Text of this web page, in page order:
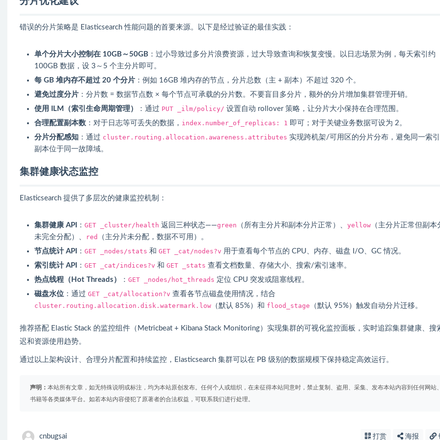
错误的分片策略是 Elasticsearch 性能问题的首要来源。以下是经过验证的最佳实践：
单个分片大小控制在 10GB～50GB ：过小导致过多分片浪费资源，过大导致查询和恢复变慢。以日志场景为例，每天索引约
100GB 数据，设 3～5 个主分片即可。
每 GB 堆内存不超过 20 个分片 ：例如 16GB 堆内存的节点，分片总数（主 + 副本）不超过 320 个。
避免过度分片 ：分片数 = 数据节点数 × 每个节点可承载的分片数。不要盲目多分片，额外的分片增加集群管理开销。
使用 ILM（索引生命周期管理）
：通过 PUT _ilm/policy/ 设置自动 rollover 策略，让分片大小保持在合理范围。
合理配置副本数 ：对于日志等可丢失的数据， index.number_of_replicas: 1 即可；对于关键业务数据可设为 2。
分片分配感知 ：通过 cluster.routing.allocation.awareness.attributes 实现跨机架/可用区的分片分布，避免同一索
副本位于同一故障域。
集群健康状态监控
Elasticsearch 提供了多层次的健康监控机制：
集群健康 API ： GET _cluster/health 返回三种状态——green （所有主分片和副本分片正常）、 yellow （主分片正常但副本
未完全分配）、
red
（主分片未分配，数据不可用）。
节点统计 API
： GET _nodes/stats 和 GET _cat/nodes?v 用于查看每个节点的 CPU、内存、磁盘 I/O、GC 情况。
索引统计 API
： GET _cat/indices?v 和 GET _stats 查看文档数量、存储大小、搜索/索引速率。
热点线程（Hot Threads）
： GET _nodes/hot_threads 定位 CPU 突发或阻塞线程。
磁盘水位 ：通过 GET _cat/allocation?v 查看各节点磁盘使用情况，结合
cluster.routing.allocation.disk.watermark.low （默认 85%）和 flood_stage （默认 95%）触发自动分片迁移。
推荐搭配 Elastic Stack 的监控组件（Metricbeat + Kibana Stack Monitoring）实现集群的可视化监控面板，实时追踪集群健康、搜
迟和资源使用趋势。
通过以上架构设计、合理分片配置和持续监控，Elasticsearch 集群可以在 PB 级别的数据规模下保持稳定高效运行。
声明： 本站所有文章，如无特殊说明或标注，均为本站原创发布。任何个人或组织，在未征得本站同意时，禁止复制、盗用、采集、发布本站内容到任何网站
书籍等各类媒体平台。如若本站内容侵犯了原著者的合法权益，可联系我们进行处理。
cnbugsai 打赏 海报